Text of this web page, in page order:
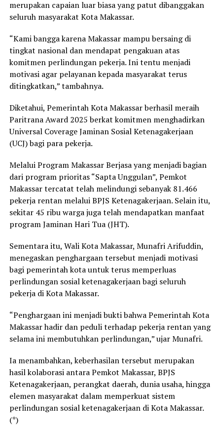
merupakan capaian luar biasa yang patut dibanggakan
seluruh masyarakat Kota Makassar.
“Kami bangga karena Makassar mampu bersaing di
tingkat nasional dan mendapat pengakuan atas
komitmen perlindungan pekerja. Ini tentu menjadi
motivasi agar pelayanan kepada masyarakat terus
ditingkatkan,” tambahnya.
Diketahui, Pemerintah Kota Makassar berhasil meraih
Paritrana Award 2025 berkat komitmen menghadirkan
Universal Coverage Jaminan Sosial Ketenagakerjaan
(UCJ) bagi para pekerja.
Melalui Program Makassar Berjasa yang menjadi bagian
dari program prioritas “Sapta Unggulan”, Pemkot
Makassar tercatat telah melindungi sebanyak 81.466
pekerja rentan melalui BPJS Ketenagakerjaan. Selain itu,
sekitar 45 ribu warga juga telah mendapatkan manfaat
program Jaminan Hari Tua (JHT).
Sementara itu, Wali Kota Makassar, Munafri Arifuddin,
menegaskan penghargaan tersebut menjadi motivasi
bagi pemerintah kota untuk terus memperluas
perlindungan sosial ketenagakerjaan bagi seluruh
pekerja di Kota Makassar.
“Penghargaan ini menjadi bukti bahwa Pemerintah Kota
Makassar hadir dan peduli terhadap pekerja rentan yang
selama ini membutuhkan perlindungan,” ujar Munafri.
Ia menambahkan, keberhasilan tersebut merupakan
hasil kolaborasi antara Pemkot Makassar, BPJS
Ketenagakerjaan, perangkat daerah, dunia usaha, hingga
elemen masyarakat dalam memperkuat sistem
perlindungan sosial ketenagakerjaan di Kota Makassar.
(*)